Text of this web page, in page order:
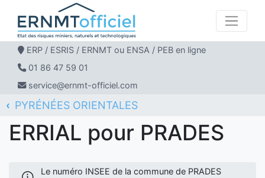
ERP / ESRIS / ERNMT ou ENSA / PEB en ligne
01 86 47 59 01
service@ernmt-officiel.com
ERNMT Officiel
ERRIAL
PYRÉNÉES ORIENTALES
PRADES
ERRIAL pour PRADES
Le numéro INSEE de la commune de PRADES